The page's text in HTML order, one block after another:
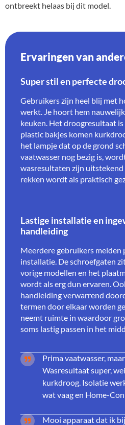
ontbreekt helaas bij dit model.
Ervaringen van
Super stil en perfecte
Gebruikers zijn heel blij met
werkt. Je hoort hem
keuken. Het droogresultaat
plastic bakjes komen
het lampje dat op de grond
vaatwasser nog bezig is,
wasresultaten zijn uitstekend
rekken wordt als praktisch
Lastige installatie en
handleiding
Meerdere gebruikers melden
installatie. De schroefgaten
vorige modellen en het
wordt als erg dun ervaren.
handleiding verwarrend
termen door elkaar worden
neemt ruimte in waardoor
soms lastig passen in het
Prima vaatwasser,
Wasresultaat super,
kurkdroog. Isolatie
wat vaag en Home-
Mooi apparaat dat ik